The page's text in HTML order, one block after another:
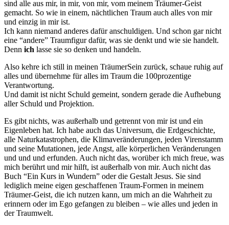
sind alle aus mir, in mir, von mir, vom meinem Träumer-Geist
gemacht. So wie in einem, nächtlichen Traum auch alles von mir
und einzig in mir ist.
Ich kann niemand anderes dafür anschuldigen. Und schon gar nicht
eine “andere” Traumfigur dafür, was sie denkt und wie sie handelt.
Denn ich lasse sie so denken und handeln.
Also kehre ich still in meinen TräumerSein zurück, schaue ruhig auf
alles und übernehme für alles im Traum die 100prozentige
Verantwortung.
Und damit ist nicht Schuld gemeint, sondern gerade die Aufhebung
aller Schuld und Projektion.
Es gibt nichts, was außerhalb und getrennt von mir ist und ein
Eigenleben hat. Ich habe auch das Universum, die Erdgeschichte,
alle Naturkatastrophen, die Klimaveränderungen, jeden Virenstamm
und seine Mutationen, jede Angst, alle körperlichen Veränderungen
und und und erfunden. Auch nicht das, worüber ich mich freue, was
mich berührt und mir hilft, ist außerhalb von mir. Auch nicht das
Buch “Ein Kurs in Wundern” oder die Gestalt Jesus. Sie sind
lediglich meine eigen geschaffenen Traum-Formen in meinem
Träumer-Geist, die ich nutzen kann, um mich an die Wahrheit zu
erinnern oder im Ego gefangen zu bleiben – wie alles und jeden in
der Traumwelt.